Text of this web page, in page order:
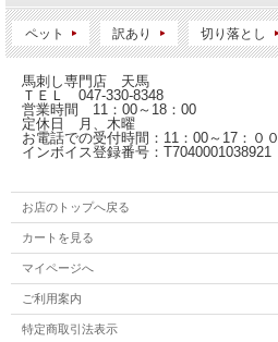
ペット 訳あり 切り落とし
馬刺し専門店 天馬
ＴＥＬ 047-330-8348
営業時間 11：00～18：00
定休日 月、木曜
お電話での受付時間：11：00～17：００
インボイス登録番号：T7040001038921
お店のトップへ戻る
カートを見る
マイページへ
ご利用案内
特定商取引法表示